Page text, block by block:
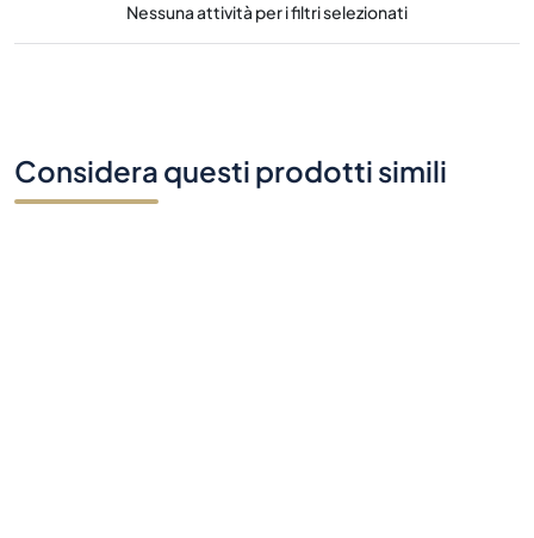
Nessuna attività per i filtri selezionati
Considera questi prodotti simili